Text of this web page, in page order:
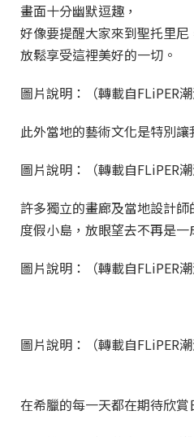
畫面十分幽默逗趣，
好像要提醒大家來到聖托里
放鬆享受這裡美好的一切。
圖片說明：（轉載自FLiPER潮
此外當地的藝術文化是特別讓
圖片說明：（轉載自FLiPER潮
許多獨立的畫廊及當地設計
度假小島，放眼望去不再是一
圖片說明：（轉載自FLiPER潮
圖片說明：（轉載自FLiPER潮
在希臘的每一天都在期待欣賞